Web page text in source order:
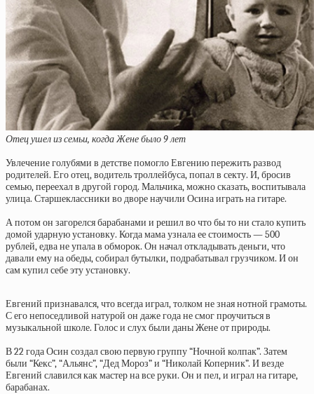
Отец ушел из семьи, когда Жене было 9 лет
Увлечение голубями в детстве помогло Евгению пережить развод
родителей. Его отец, водитель троллейбуса, попал в секту. И, бросив
семью, переехал в другой город. Мальчика, можно сказать, воспитывала
улица. Старшеклассники во дворе научили Осина играть на гитаре.
А потом он загорелся барабанами и решил во что бы то ни стало купить
домой ударную установку. Когда мама узнала ее стоимость — 500
рублей, едва не упала в обморок. Он начал откладывать деньги, что
давали ему на обеды, собирал бутылки, подрабатывал грузчиком. И он
сам купил себе эту установку.
Евгений признавался, что всегда играл, толком не зная нотной грамоты.
С его непоседливой натурой он даже года не смог проучиться в
музыкальной школе. Голос и слух были даны Жене от природы.
В 22 года Осин создал свою первую группу “Ночной колпак”. Затем
были “Кекс”, “Альянс”, “Дед Мороз” и “Николай Коперник”. И везде
Евгений славился как мастер на все руки. Он и пел, и играл на гитаре,
барабанах.